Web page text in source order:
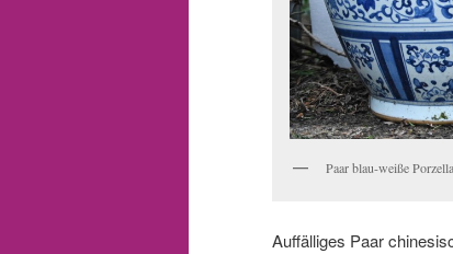
Paar blau-weiße
Auffälliges Paar